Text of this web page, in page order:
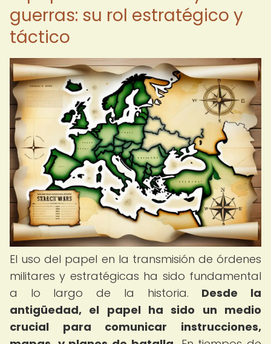
guerras: su rol estratégico y
táctico
El uso del papel en la transmisión de órdenes
militares y estratégicas ha sido fundamental
a lo largo de la historia. Desde la
antigüedad, el papel ha sido un medio
crucial para comunicar instrucciones,